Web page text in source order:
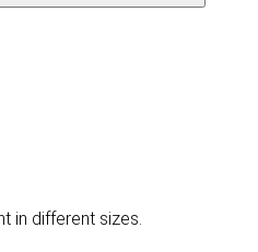
in different sizes.